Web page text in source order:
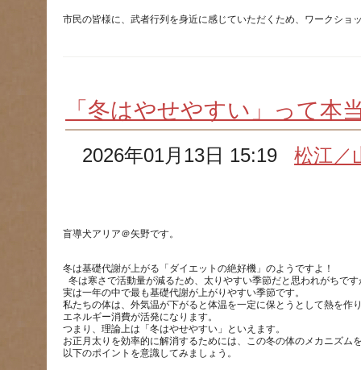
市民の皆様に、武者行列を身近に感じていただくため、ワークショ
「冬はやせやすい」って本
2026年01月13日 15:19松江／
盲導犬アリア＠矢野です。
冬は基礎代謝が上がる「ダイエットの絶好機」のようですよ！
冬は寒さで活動量が減るため、太りやすい季節だと思われがちです
実は一年の中で最も基礎代謝が上がりやすい季節です。
私たちの体は、外気温が下がると体温を一定に保とうとして熱を作
エネルギー消費が活発になります。
つまり、理論上は「冬はやせやすい」といえます。
お正月太りを効率的に解消するためには、この冬の体のメカニズム
以下のポイントを意識してみましょう。